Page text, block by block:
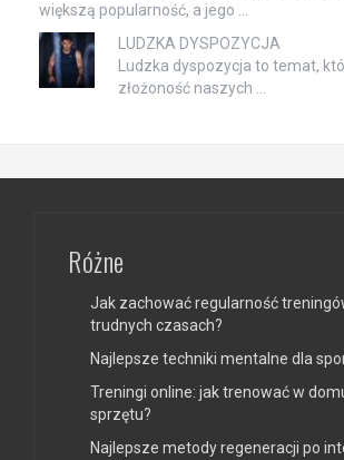
większą popularność, a jego …
LUDZKA DYSPOZYCJA
Ludzka dyspozycja to temat,
złożoność naszych …
Różne
Jak zachować regularność
trudnych czasach?
Najlepsze techniki mentalne dla
Treningi online: jak trenować w
sprzętu?
Najlepsze metody regeneracji po